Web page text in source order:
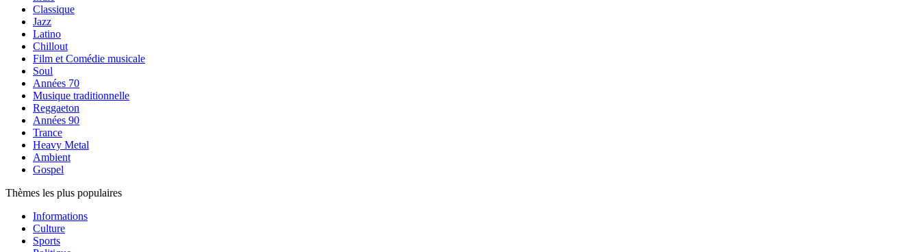
Classique
Jazz
Latino
Chillout
Film et Comédie musicale
Soul
Années 70
Musique traditionnelle
Reggaeton
Années 90
Trance
Heavy Metal
Ambient
Gospel
Thèmes les plus populaires
Informations
Culture
Sports